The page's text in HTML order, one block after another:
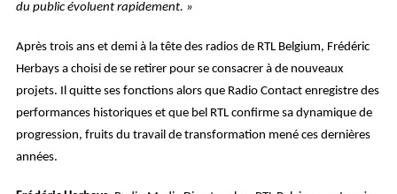
du public évoluent rapidement. »
Après trois ans et demi à la tête des radios de RTL Belgium, Frédéric
Herbaysa choisi de se retirer pour se consacrer à de nouveaux
projets. Il quitte ses fonctions alors que Radio Contact enregistre des
performances historiques et que bel RTL confirme sa dynamique de
progression, fruits du travail de transformation mené ces dernières
années.